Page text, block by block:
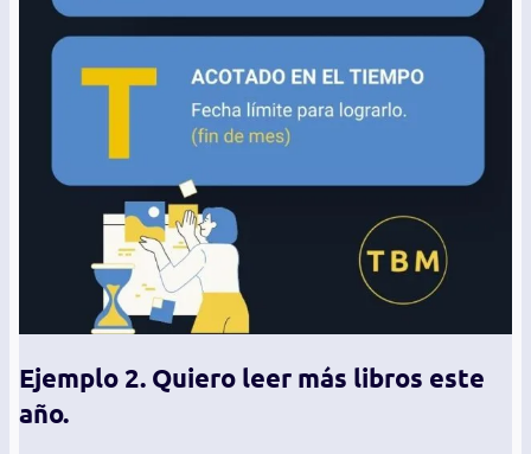
Ejemplo 2. Quiero leer más libros este
año.